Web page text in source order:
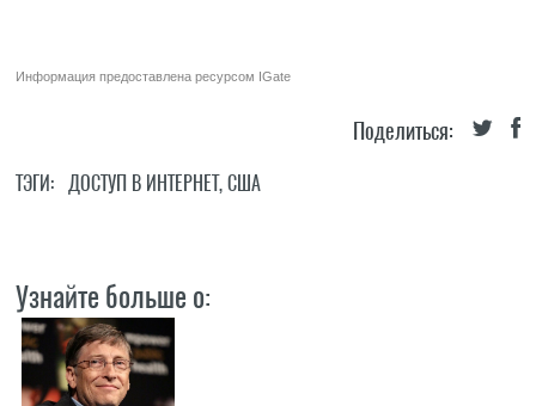
Информация предоставлена ресурсом IGate
Поделиться:
ТЭГИ: ДОСТУП В ИНТЕРНЕТ,США
Узнайте больше о: